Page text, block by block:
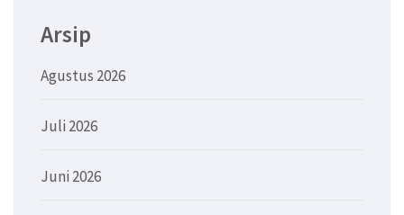
Arsip
Agustus 2026
Juli 2026
Juni 2026